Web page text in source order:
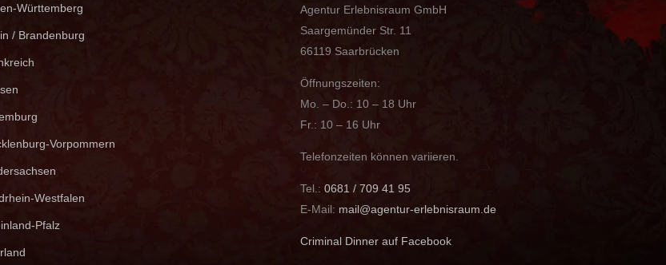
Württemberg
/ Brandenburg
Vorpommern
Westfalen
Pfalz
Agentur Erlebnisraum GmbH
Saargemünder Str. 11
66119 Saarbrücken
Öffnungszeiten:
Mo. – Do.: 10 – 18 Uhr
Fr.: 10 – 16 Uhr
Telefonzeiten können variieren.
Tel.: 0681 / 709 41 95
E-Mail: mail@agentur-erlebnisraum.de
Criminal Dinner auf Facebook